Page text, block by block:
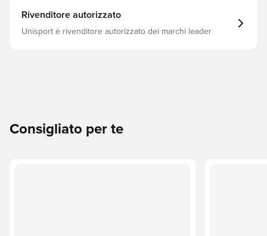
Rivenditore autorizzato
Unisport è rivenditore autorizzato dei marchi leader
Consigliato per te